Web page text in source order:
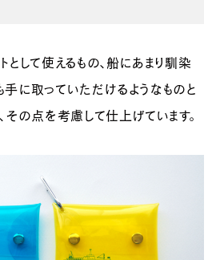
として使えるもの、船にあまり馴染
に取っていただけるようなものと
その点を考慮して仕上げています。